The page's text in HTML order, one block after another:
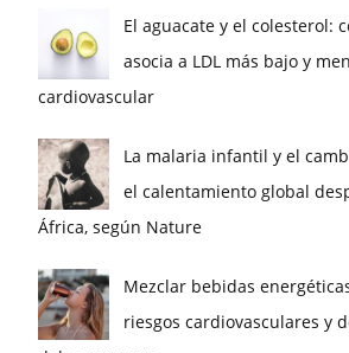
El aguacate y el colesterol:
asocia a LDL más bajo y
cardiovascular
La malaria infantil y el
el calentamiento global
África, según Nature
Mezclar bebidas
riesgos cardiovasculares y